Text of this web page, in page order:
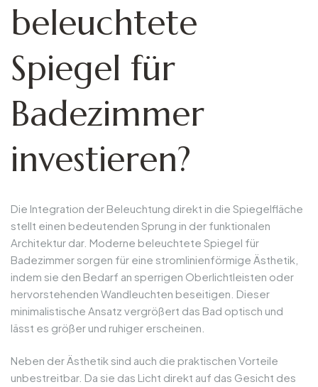
beleuchtete
Spiegel für
Badezimmer
investieren?
Die Integration der Beleuchtung direkt in die Spiegelfläche
stellt einen bedeutenden Sprung in der funktionalen
Architektur dar. Moderne beleuchtete Spiegel für
Badezimmer sorgen für eine stromlinienförmige Ästhetik,
indem sie den Bedarf an sperrigen Oberlichtleisten oder
hervorstehenden Wandleuchten beseitigen. Dieser
minimalistische Ansatz vergrößert das Bad optisch und
lässt es größer und ruhiger erscheinen.
Neben der Ästhetik sind auch die praktischen Vorteile
unbestreitbar. Da sie das Licht direkt auf das Gesicht des